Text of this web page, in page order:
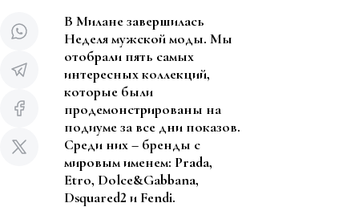
В Милане завершилась
Неделя мужской моды. Мы
отобрали пять самых
интересных коллекций,
которые были
продемонстрированы на
подиуме за все дни показов.
Среди них – бренды с
мировым именем: Prada,
Etro, Dolce&Gabbana,
Dsquared2 и Fendi.